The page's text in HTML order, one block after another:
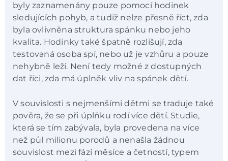
byly zaznamenány pouze pomocí hodinek
sledujících pohyb, a tudíž nelze přesně říct, zda
byla ovlivněna struktura spánku nebo jeho
kvalita. Hodinky také špatně rozlišují, zda
testovaná osoba spí, nebo už je vzhůru a pouze
nehybně leží. Není tedy možné z dostupných
dat říci, zda má úplněk vliv na spánek dětí.
V souvislosti s nejmenšími dětmi se traduje také
pověra, že se při úplňku rodí více dětí. Studie,
která se tím zabývala, byla provedena na více
než půl milionu porodů a nenašla žádnou
souvislost mezi fází měsíce a četností, typem